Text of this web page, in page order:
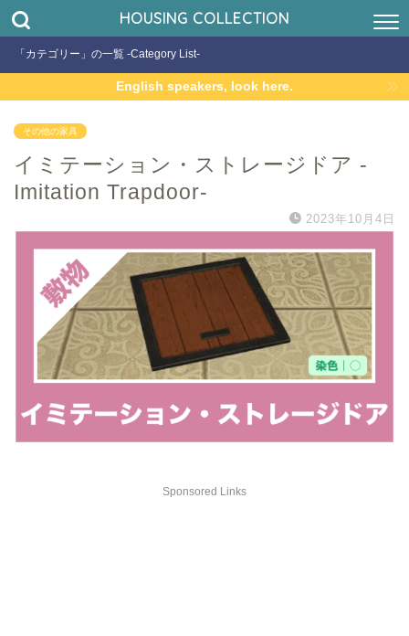
HOUSING COLLECTION
「カテゴリー」の一覧 -Category List-
English speakers, look here.
その他の家具
イミテーション・ストレージドア -
Imitation Trapdoor-
2023年10月4日
Sponsored Links